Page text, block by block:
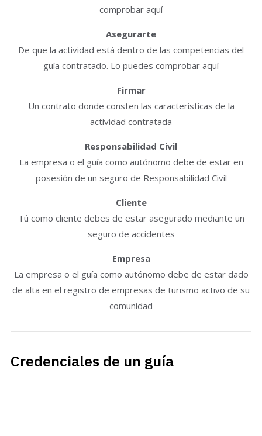
comprobar aquí
Asegurarte
De que la actividad está dentro de las competencias del
guía contratado. Lo puedes comprobar aquí
Firmar
Un contrato donde consten las características de la
actividad contratada
Responsabilidad Civil
La empresa o el guía como autónomo debe de estar en
posesión de un seguro de Responsabilidad Civil
Cliente
Tú como cliente debes de estar asegurado mediante un
seguro de accidentes
Empresa
La empresa o el guía como autónomo debe de estar dado
de alta en el registro de empresas de turismo activo de su
comunidad
Credenciales de un guía